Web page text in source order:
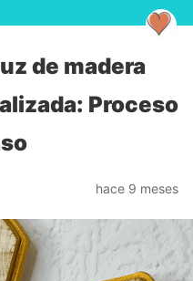
de madera
Proceso
hace 9 meses